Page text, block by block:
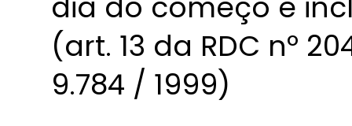
(art. 13 da RDC nº
9.784 / 1999)